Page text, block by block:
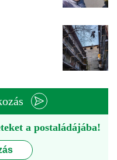
a postaládájába!